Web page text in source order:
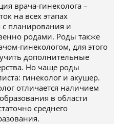
врача-гинеколога –
на всех этапах
планирования и
родами. Роды также
гинекологом, для этого
дополнительные
Но чаще роды
гинеколог и акушер.
отличается наличием
в области
среднего